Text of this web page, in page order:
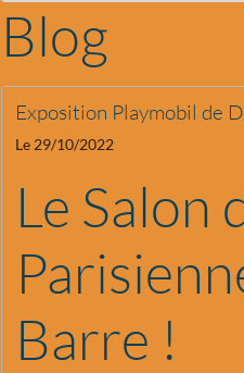
Blog
Exposition Playmobil de
Le 29/10/2022
Le Salon
Barre !